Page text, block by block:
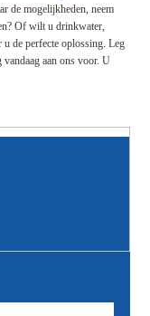
de mogelijkheden, neem
Of wilt u drinkwater,
u de perfecte oplossing. Leg
aan ons voor. U